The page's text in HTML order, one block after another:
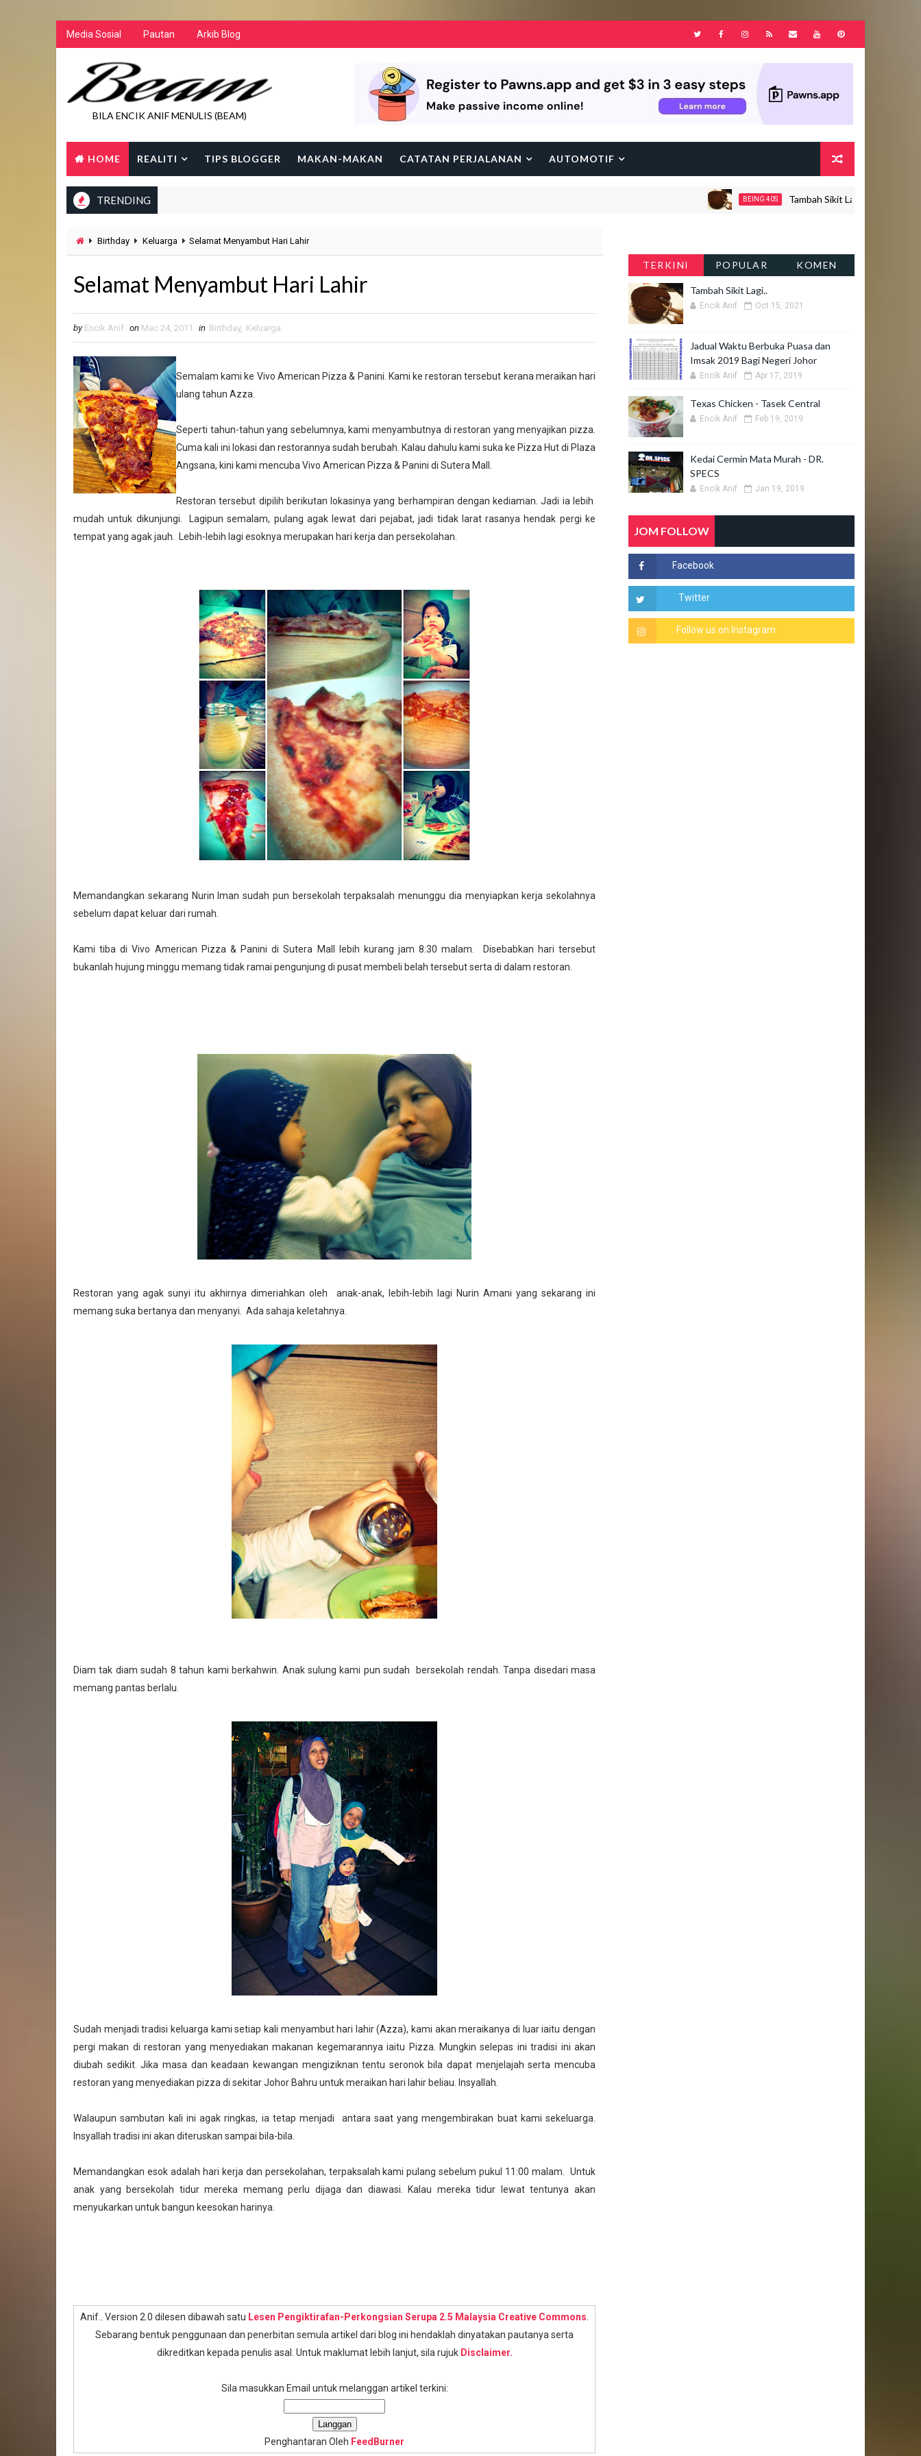
Media Sosial Pautan Arkib Blog
BILA ENCIK ANIF MENULIS (BEAM)
HOME REALITI TIPS BLOGGER MAKAN-MAKAN CATATAN PERJALANAN AUTOMOTIF
TRENDING BEING 40S Tambah Sikit Lagi..
Birthday Keluarga Selamat Menyambut Hari Lahir
Selamat Menyambut Hari Lahir
by Encik Anif on Mac 24, 2011 in Birthday, Keluarga
Semalam kami ke Vivo American Pizza & Panini. Kami ke restoran tersebut kerana meraikan hari
ulang tahun Azza.
Seperti tahun-tahun yang sebelumnya, kami menyambutnya di restoran yang menyajikan pizza.
Cuma kali ini lokasi dan restorannya sudah berubah. Kalau dahulu kami suka ke Pizza Hut di Plaza
Angsana, kini kami mencuba Vivo American Pizza & Panini di Sutera Mall.
Restoran tersebut dipilih berikutan lokasinya yang berhampiran dengan kediaman. Jadi ia lebih
mudah untuk dikunjungi. Lagipun semalam, pulang agak lewat dari pejabat, jadi tidak larat rasanya hendak pergi ke
tempat yang agak jauh. Lebih-lebih lagi esoknya merupakan hari kerja dan persekolahan.
Memandangkan sekarang Nurin Iman sudah pun bersekolah terpaksalah menunggu dia menyiapkan kerja sekolahnya
sebelum dapat keluar dari rumah.
Kami tiba di Vivo American Pizza & Panini di Sutera Mall lebih kurang jam 8:30 malam. Disebabkan hari tersebut
bukanlah hujung minggu memang tidak ramai pengunjung di pusat membeli belah tersebut serta di dalam restoran.
Restoran yang agak sunyi itu akhirnya dimeriahkan oleh anak-anak, lebih-lebih lagi Nurin Amani yang sekarang ini
memang suka bertanya dan menyanyi. Ada sahaja keletahnya.
Diam tak diam sudah 8 tahun kami berkahwin. Anak sulung kami pun sudah bersekolah rendah. Tanpa disedari masa
memang pantas berlalu.
Sudah menjadi tradisi keluarga kami setiap kali menyambut hari lahir (Azza), kami akan meraikanya di luar iaitu dengan
pergi makan di restoran yang menyediakan makanan kegemarannya iaitu Pizza. Mungkin selepas ini tradisi ini akan
diubah sedikit. Jika masa dan keadaan kewangan mengiziknan tentu seronok bila dapat menjelajah serta mencuba
restoran yang menyediakan pizza di sekitar Johor Bahru untuk meraikan hari lahir beliau. Insyallah.
Walaupun sambutan kali ini agak ringkas, ia tetap menjadi antara saat yang mengembirakan buat kami sekeluarga.
Insyallah tradisi ini akan diteruskan sampai bila-bila.
Memandangkan esok adalah hari kerja dan persekolahan, terpaksalah kami pulang sebelum pukul 11:00 malam. Untuk
anak yang bersekolah tidur mereka memang perlu dijaga dan diawasi. Kalau mereka tidur lewat tentunya akan
menyukarkan untuk bangun keesokan harinya.
Anif.. Version 2.0 dilesen dibawah satu Lesen Pengiktirafan-Perkongsian Serupa 2.5 Malaysia Creative Commons
Sebarang bentuk penggunaan dan penerbitan semula artikel dari blog ini hendaklah dinyatakan pautanya serta
dikreditkan kepada penulis asal. Untuk maklumat lebih lanjut, sila rujuk Disclaimer.
Sila masukkan Email untuk melanggan artikel terkini:
Penghantaran Oleh FeedBurner
TERKINI POPULAR KOMEN
Tambah Sikit Lagi..
Encik Anif Oct 15, 2021
Jadual Waktu Berbuka Puasa dan
Imsak 2019 Bagi Negeri Johor
Encik Anif Apr 17, 2019
Texas Chicken - Tasek Central
Encik Anif Feb 19, 2019
Kedai Cermin Mata Murah - DR.
SPECS
Encik Anif Jan 19, 2019
JOM FOLLOW